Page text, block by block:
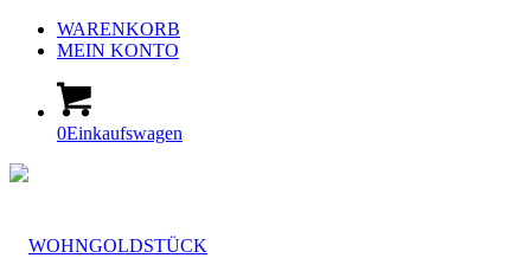
WARENKORB
MEIN KONTO
0Einkaufswagen